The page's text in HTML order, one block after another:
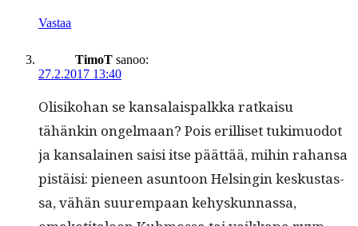
Vastaa
TimoT sanoo:
27.2.2017 13:40
Olisiko­han se kansalais­palk­ka ratkaisu
tähänkin ongel­maan? Pois eril­liset tukimuodot
ja kansalainen saisi itse päät­tää, mihin rahansa
pistäisi: pie­neen asun­toon Helsin­gin keskus­tas­
sa, vähän suurem­paan kehyskun­nas­sa,